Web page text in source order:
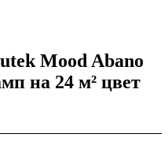
Mood Abano
на 24 м² цвет